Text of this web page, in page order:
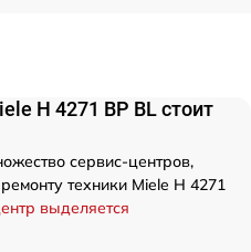
H 4271 BP BL стоит
сервис-центров,
техники Miele H 4271
выделяется